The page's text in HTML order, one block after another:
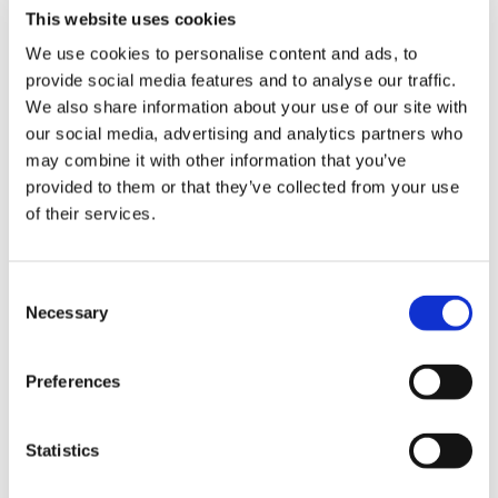
This website uses cookies
We use cookies to personalise content and ads, to
provide social media features and to analyse our traffic.
We also share information about your use of our site with
our social media, advertising and analytics partners who
may combine it with other information that you’ve
provided to them or that they’ve collected from your use
of their services.
Selection
Necessary
Preferences
Statistics
tehtävänä oli heijastaa yhtiön vahvuuksia:
kykyä palvella pk-yrityksiä tehokkaasti.
Nämä teemat näkyvät myös Fortisin
nykyisessä viestissä, jossa korostuvat
markkinatuntemus, luotettava riskienhallinta
ja sujuva raportointi.
liiketoiminta rakentuu.